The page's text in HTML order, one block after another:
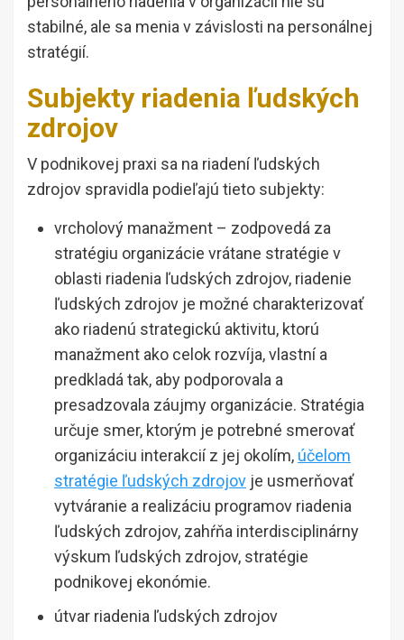
stabilné, ale sa menia v závislosti na personálnej
stratégií.
Subjekty riadenia ľudských
zdrojov
V podnikovej praxi sa na riadení ľudských
zdrojov spravidla podieľajú tieto subjekty:
vrcholový manažment – zodpovedá za
stratégiu organizácie vrátane stratégie v
oblasti riadenia ľudských zdrojov, riadenie
ľudských zdrojov je možné charakterizovať
ako riadenú strategickú aktivitu, ktorú
manažment ako celok rozvíja, vlastní a
predkladá tak, aby podporovala a
presadzovala záujmy organizácie. Stratégia
určuje smer, ktorým je potrebné smerovať
organizáciu interakcií z jej okolím, účelom
stratégie ľudských zdrojov je usmerňovať
vytváranie a realizáciu programov riadenia
ľudských zdrojov, zahŕňa interdisciplinárny
výskum ľudských zdrojov, stratégie
podnikovej ekonómie.
útvar riadenia ľudských zdrojov